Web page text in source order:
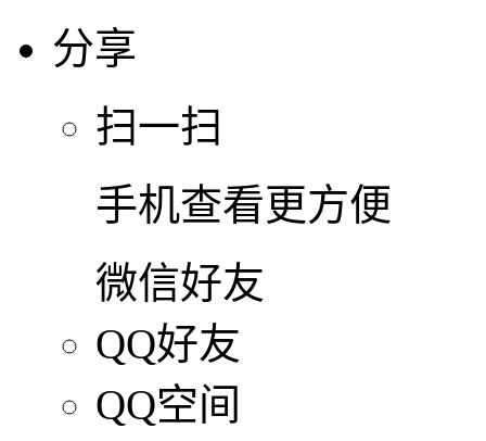
分享
扫一扫
手机查看更方便
微信好友
QQ好友
QQ空间